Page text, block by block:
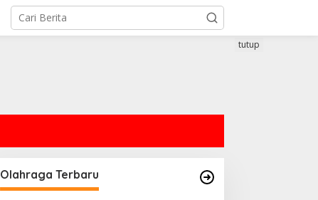
tutup
Olahraga Terbaru